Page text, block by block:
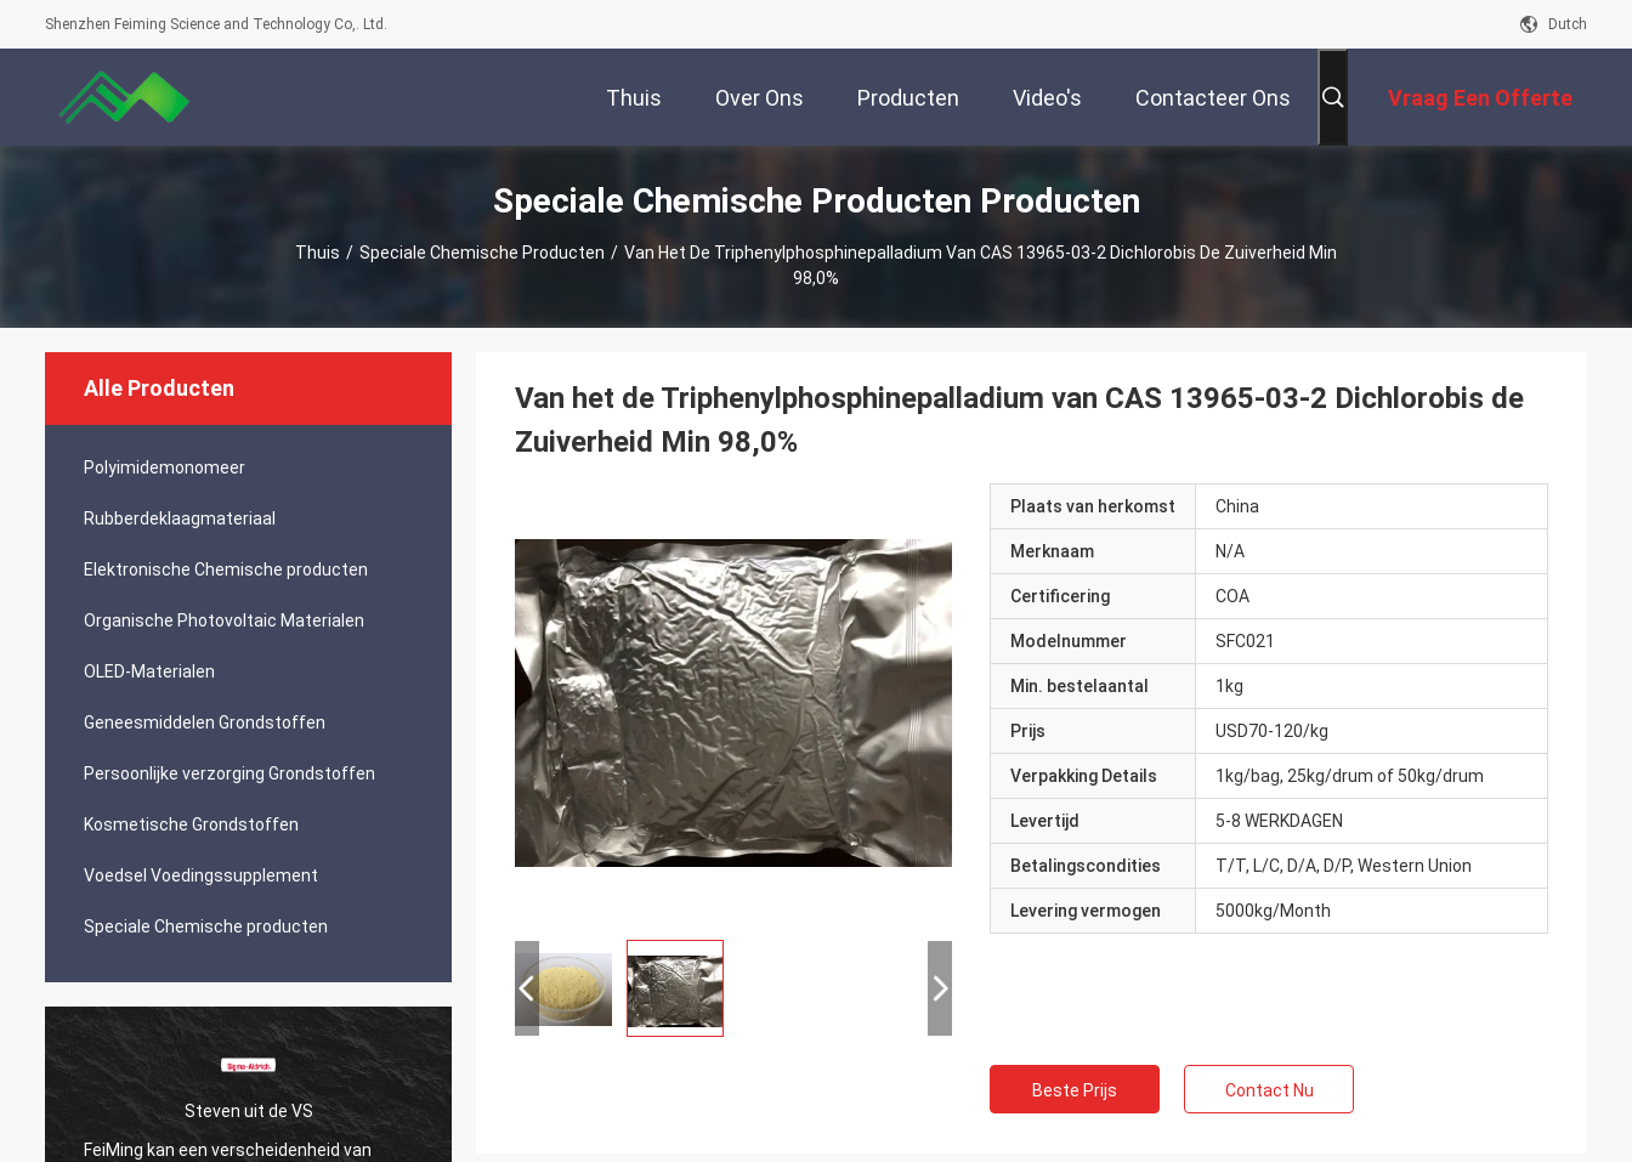
Shenzhen Feiming Science and Technology Co,. Ltd. Dutch
Thuis Over Ons Producten Video's Contacteer Ons Vraag Een Offerte
Speciale Chemische Producten Producten
Thuis / Speciale Chemische Producten / Van Het De Triphenylphosphinepalladium Van CAS 13965-03-2 Dichlorobis De Zuiverheid Min
98,0%
Alle Producten
Polyimidemonomeer
Rubberdeklaagmateriaal
Elektronische Chemische producten
Organische Photovoltaic Materialen
OLED-Materialen
Geneesmiddelen Grondstoffen
Persoonlijke verzorging Grondstoffen
Kosmetische Grondstoffen
Voedsel Voedingssupplement
Speciale Chemische producten
Steven uit de VS
FeiMing kan een verscheidenheid van
Lara Schenk uit België
Van het de Triphenylphosphinepalladium van CAS 13965-03-2 Dichlorobis de
Zuiverheid Min 98,0%
Plaats van herkomst China
Merknaam N/A
Certificering COA
Modelnummer SFC021
Min. bestelaantal 1kg
Prijs USD70-120/kg
Verpakking Details 1kg/bag, 25kg/drum of 50kg/drum
Levertijd 5-8 WERKDAGEN
Betalingscondities T/T, L/C, D/A, D/P, Western Union
Levering vermogen 5000kg/Month
Beste Prijs Contact Nu